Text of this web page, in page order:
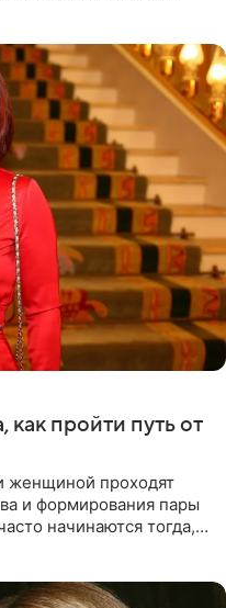
как пройти путь от
проходят
и формирования пары
начинаются тогда,